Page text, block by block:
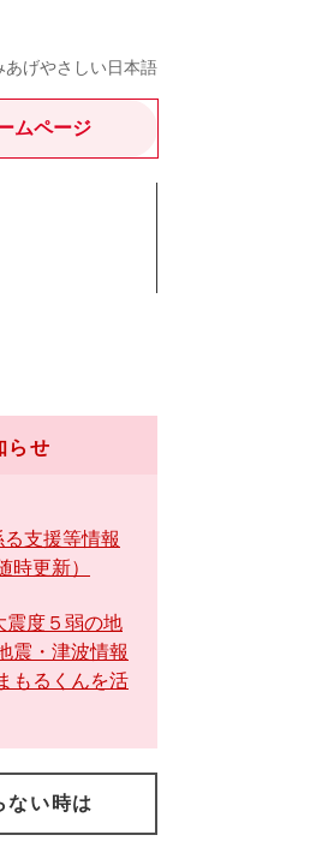
あげやさしい日本語
ムページ
らせ
支援等情報
時更新）
震度５弱の地
震・津波情報
もるくんを活
ない時は